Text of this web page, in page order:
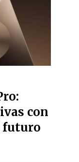
con
futuro